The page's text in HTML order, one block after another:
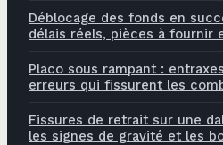
Déblocage des fonds en
délais réels, pièces à fournir
Placo sous rampant :
erreurs qui fissurent les
Fissures de retrait sur une
les signes de gravité et les